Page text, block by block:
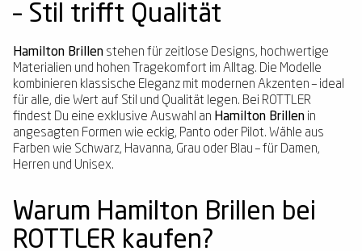
– Stil trifft Qualität
Hamilton Brillen stehen für zeitlose Designs, hochwertige
Materialien und hohen Tragekomfort im Alltag. Die Modelle
kombinieren klassische Eleganz mit modernen Akzenten – ideal
für alle, die Wert auf Stil und Qualität legen. Bei ROTTLER
findest Du eine exklusive Auswahl an Hamilton Brillen in
angesagten Formen wie eckig, Panto oder Pilot. Wähle aus
Farben wie Schwarz, Havanna, Grau oder Blau – für Damen,
Herren und Unisex.
Warum Hamilton Brillen bei
ROTTLER kaufen?